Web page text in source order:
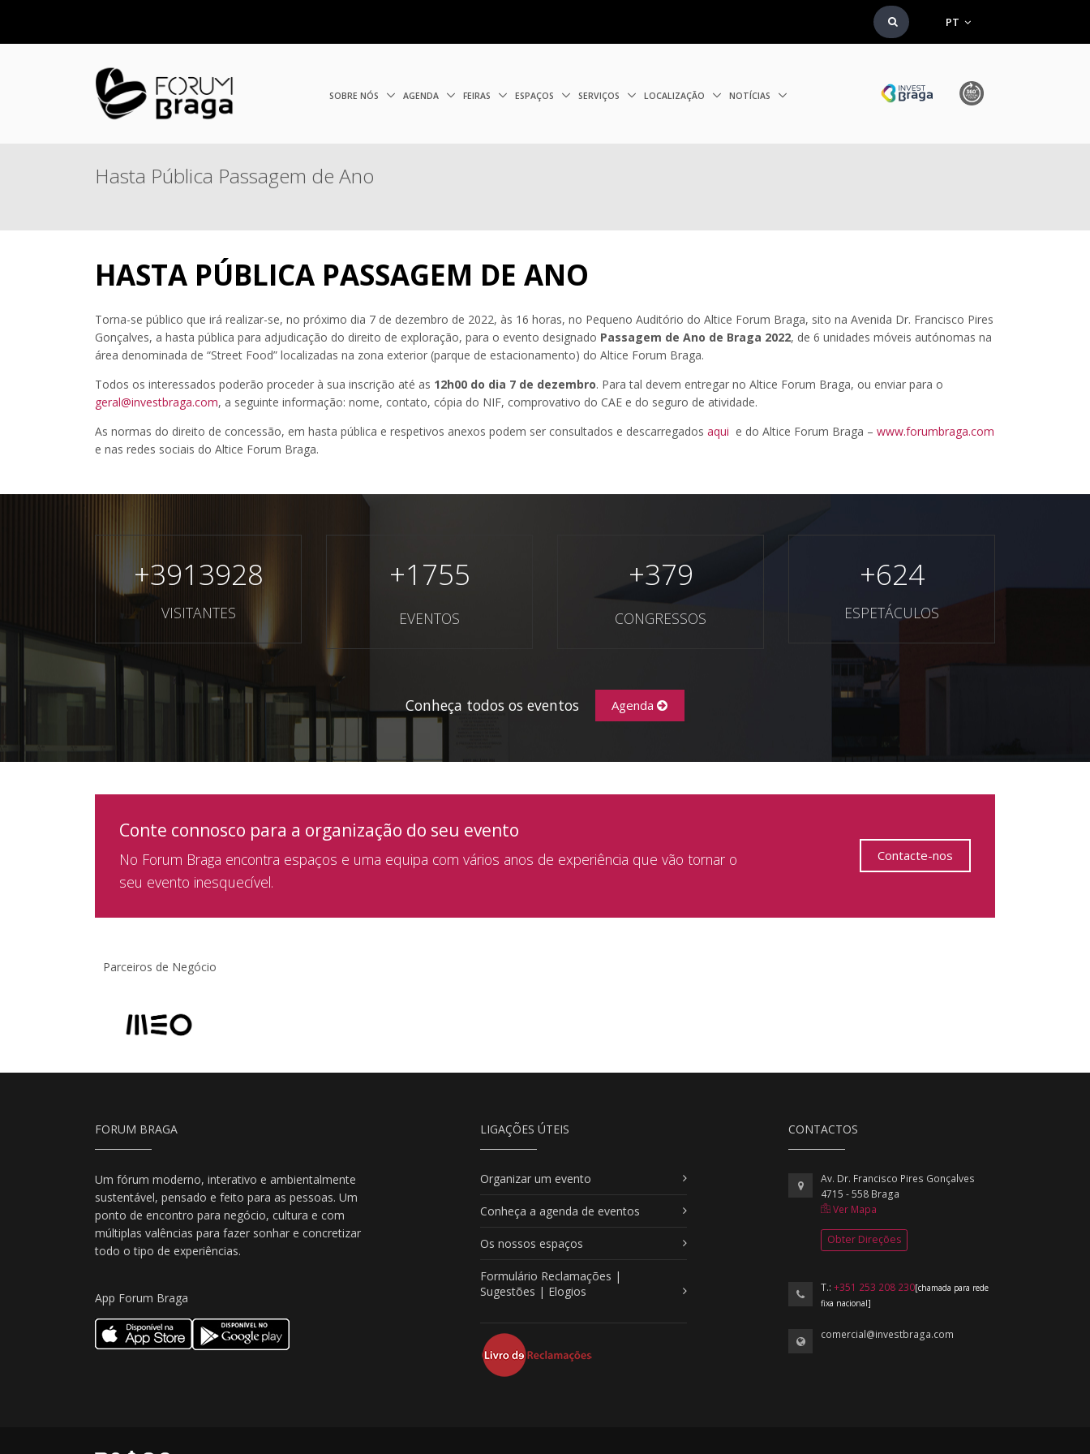
PT
SOBRE NÓS AGENDA FEIRAS ESPAÇOS SERVIÇOS LOCALIZAÇÃO NOTÍCIAS
Hasta Pública Passagem de Ano
HASTA PÚBLICA PASSAGEM DE ANO
Torna-se público que irá realizar-se, no próximo dia 7 de dezembro de 2022, às 16 horas, no Pequeno Auditório do Altice Forum Braga, sito na Avenida Dr. Francisco Pires
Gonçalves, a hasta pública para adjudicação do direito de exploração, para o evento designado Passagem de Ano de Braga 2022, de 6 unidades móveis autónomas na
área denominada de “Street Food” localizadas na zona exterior (parque de estacionamento) do Altice Forum Braga.
Todos os interessados poderão proceder à sua inscrição até as 12h00 do dia 7 de dezembro. Para tal devem entregar no Altice Forum Braga, ou enviar para o
geral@investbraga.com, a seguinte informação: nome, contato, cópia do NIF, comprovativo do CAE e do seguro de atividade.
As normas do direito de concessão, em hasta pública e respetivos anexos podem ser consultados e descarregados aqui e do Altice Forum Braga – www.forumbraga.com
e nas redes sociais do Altice Forum Braga.
+3913928
VISITANTES
+1755
EVENTOS
+379
CONGRESSOS
+624
ESPETÁCULOS
Conheça todos os eventos Agenda
Conte connosco para a organização do seu evento
No Forum Braga encontra espaços e uma equipa com vários anos de experiência que vão tornar o
seu evento inesquecível.
Contacte-nos
Parceiros de Negócio
FORUM BRAGA
Um fórum moderno, interativo e ambientalmente
sustentável, pensado e feito para as pessoas. Um
ponto de encontro para negócio, cultura e com
múltiplas valências para fazer sonhar e concretizar
todo o tipo de experiências.
App Forum Braga
LIGAÇÕES ÚTEIS
Organizar um evento
Conheça a agenda de eventos
Os nossos espaços
Formulário Reclamações |
Sugestões | Elogios
CONTACTOS
Av. Dr. Francisco Pires Gonçalves
4715 - 558 Braga
Ver Mapa
Obter Direções
T.: +351 253 208 230[chamada para rede
fixa nacional]
comercial@investbraga.com